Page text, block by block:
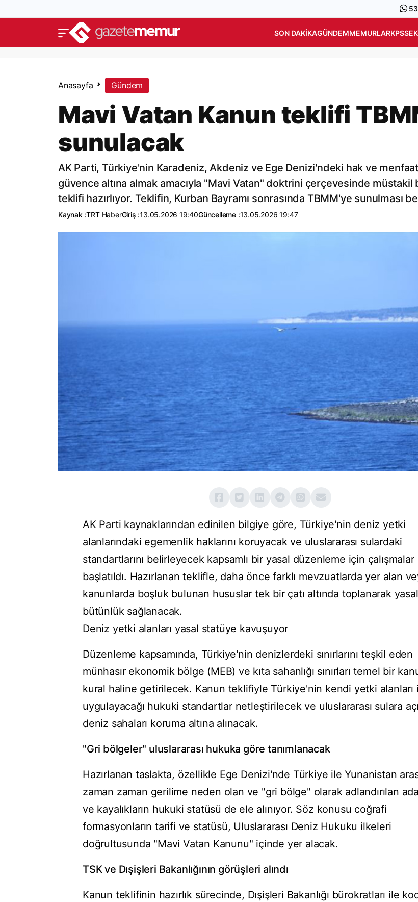
SON DAKIKAGÜNDEMMEMURLARKPSS
Anasayfa Gündem
Mavi Vatan Kanun teklifi
sunulacak
AK Parti, Türkiye'nin Karadeniz, Akdeniz ve Ege Denizi'ndeki hak ve
güvence altına almak amacıyla "Mavi Vatan" doktrini çerçevesinde müstakil
teklifi hazırlıyor. Teklifin, Kurban Bayramı sonrasında TBMM'ye sunulması
Kaynak :TRT HaberGiriş :13.05.2026 19:40Güncelleme :13.05.2026 19:47
AK Parti kaynaklarından edinilen bilgiye göre, Türkiye'nin deniz yetki
alanlarındaki egemenlik haklarını koruyacak ve uluslararası sulardaki
standartlarını belirleyecek kapsamlı bir yasal düzenleme için çalışmalar
başlatıldı. Hazırlanan teklifle, daha önce farklı mevzuatlarda yer alan
kanunlarda boşluk bulunan hususlar tek bir çatı altında toplanarak yasal
bütünlük sağlanacak.
Deniz yetki alanları yasal statüye kavuşuyor
Düzenleme kapsamında, Türkiye'nin denizlerdeki sınırlarını teşkil eden
münhasır ekonomik bölge (MEB) ve kıta sahanlığı sınırları temel bir
kural haline getirilecek. Kanun teklifiyle Türkiye'nin kendi yetki alanları
uygulayacağı hukuki standartlar netleştirilecek ve uluslararası sulara
deniz sahaları koruma altına alınacak.
"Gri bölgeler" uluslararası hukuka göre tanımlanacak
Hazırlanan taslakta, özellikle Ege Denizi'nde Türkiye ile Yunanistan
zaman zaman gerilime neden olan ve "gri bölge" olarak adlandırılan
ve kayalıkların hukuki statüsü de ele alınıyor. Söz konusu coğrafi
formasyonların tarifi ve statüsü, Uluslararası Deniz Hukuku ilkeleri
doğrultusunda "Mavi Vatan Kanunu" içinde yer alacak.
TSK ve Dışişleri Bakanlığının görüşleri alındı
Kanun teklifinin hazırlık sürecinde, Dışişleri Bakanlığı bürokratları ile